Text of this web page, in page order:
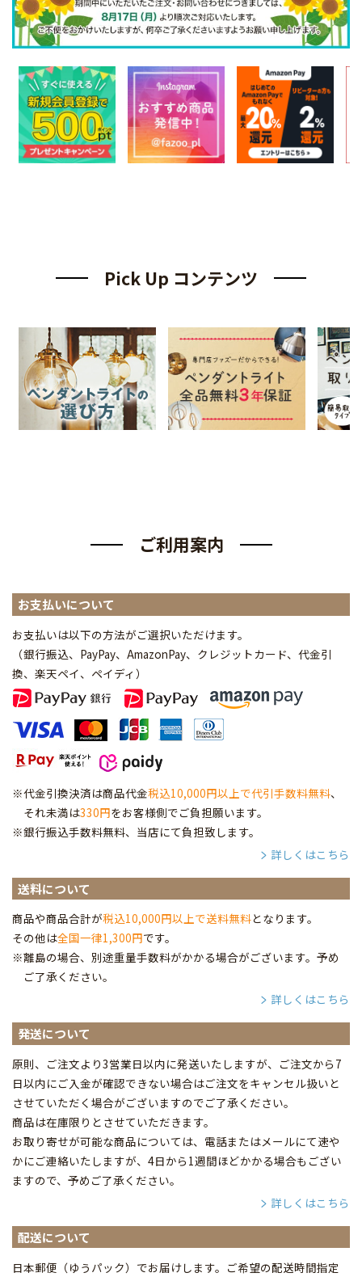
Pick Up コンテンツ
ご利用案内
お支払いについて
お支払いは以下の方法がご選択いただけます。
（銀行振込、PayPay、AmazonPay、クレジットカード、代金引
換、楽天ペイ、ペイディ ）
※代金引換決済は商品代金税込10,000円以上で代引手数料無料、
それ未満は330円をお客様側でご負担願います。
※銀行振込手数料無料、当店にて負担致します。
詳しくはこちら
送料について
商品や商品合計が税込10,000円以上で送料無料となります。
その他は全国一律1,300円です。
※離島の場合、別途重量手数料がかかる場合がございます。予め
ご了承ください。
詳しくはこちら
発送について
原則、ご注文より3営業日以内に発送いたしますが、ご注文から7
日以内にご入金が確認できない場合はご注文をキャンセル扱いと
させていただく場合がございますのでご了承ください。
商品は在庫限りとさせていただきます。
お取り寄せが可能な商品については、電話またはメールにて速や
かにご連絡いたしますが、4日から1週間ほどかかる場合もござい
ますので、予めご了承ください。
詳しくはこちら
配送について
日本郵便（ゆうパック）でお届けします。ご希望の配送時間指定